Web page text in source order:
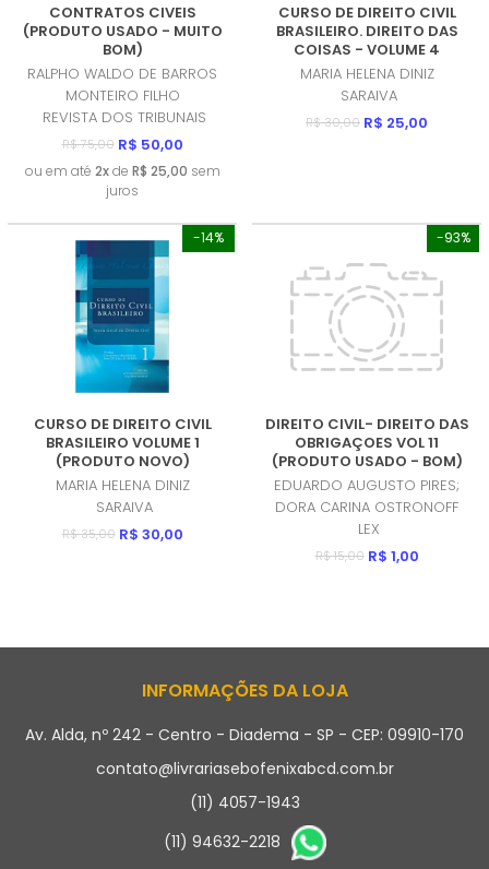
CONTRATOS CIVEIS
(PRODUTO USADO - MUITO
BOM)
RALPHO WALDO DE BARROS
MONTEIRO FILHO
REVISTA DOS TRIBUNAIS
R$ 75,00 R$ 50,00
ou em até 2xde R$ 25,00 sem
juros
CURSO DE DIREITO CIVIL
BRASILEIRO. DIREITO DAS
COISAS - VOLUME 4
(PRODUTO USADO - MUITO
BOM)
MARIA HELENA DINIZ
SARAIVA
R$ 30,00 R$ 25,00
-14%
CURSO DE DIREITO CIVIL
BRASILEIRO VOLUME 1
(PRODUTO NOVO)
MARIA HELENA DINIZ
SARAIVA
R$ 35,00 R$ 30,00
-93%
DIREITO CIVIL- DIREITO DAS
OBRIGAÇOES VOL 11
(PRODUTO USADO - BOM)
EDUARDO AUGUSTO PIRES;
DORA CARINA OSTRONOFF
LEX
R$ 15,00 R$ 1,00
INFORMAÇÕES DA LOJA
Av. Alda, nº 242 - Centro - Diadema - SP - CEP: 09910-170
contato@livrariasebofenixabcd.com.br
(11) 4057-1943
(11) 94632-2218